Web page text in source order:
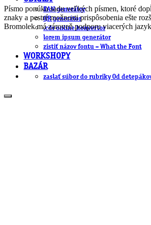
EAN generátor
QR generátor
.cdr online konvertor
lorem ipsum generátor
zistiť názov fontu – What the Font
WORKSHOPY
BAZÁR
zaslať súbor do rubriky Od
Písmo ponúka sadu veľkých písmen, ktoré
znaky a pestré možnosti prispôsobenia ešte
Bromolek má zároveň podporu viacerých